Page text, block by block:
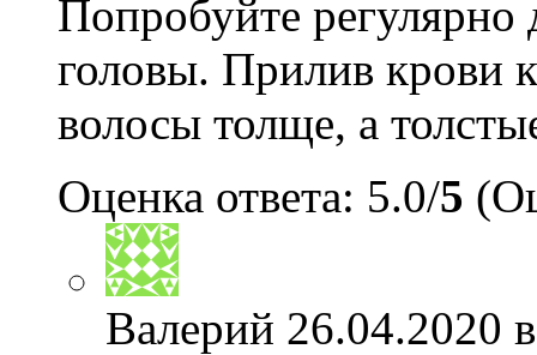
Попробуйте регулярно
головы. Прилив крови
волосы толще, а
Оценка ответа: 5.0/5
Валерий 26.04.2020